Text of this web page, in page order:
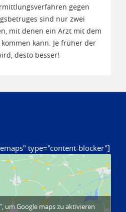
gegen
sind nur zwei
mit denen ein Arzt mit dem
kann. Je früher der
desto besser!
type="content-blocker"]
um Google maps zu aktivieren